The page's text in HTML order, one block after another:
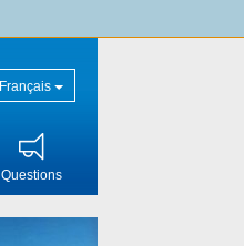
Français
Questions